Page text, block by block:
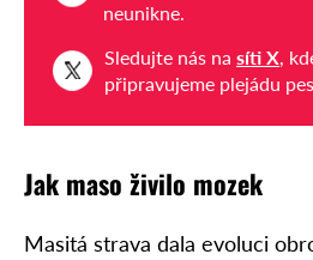
neunikne.
Sledujte nás na síti X,
připravujeme plejádu
Jak maso živilo mozek
Masitá strava dala evoluci